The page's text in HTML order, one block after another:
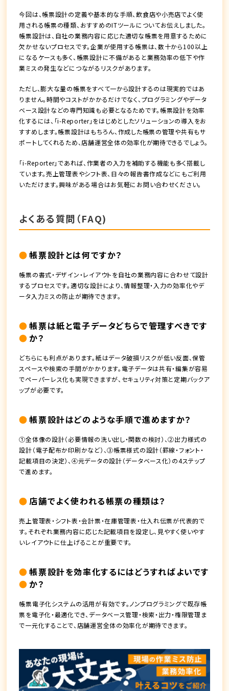
今回は、帳票設計の定義や基本的な手順、飲食店や小売店でよく使
用される帳票の種類、おすすめのITツールについてお伝えしました。
帳票設計は、自社の業務内容に応じた適切な帳票を用意するために
欠かせないプロセスです。企業が使用する帳票は、数十から100以上
になるケースも多く、帳票設計に不備があると業務効率の低下や作
業ミスの発生などにつながるリスクがあります。
ただし、膨大な量の帳票をすべて一から設計するのは現実的ではあ
りません。時間やコストがかかるだけでなく、プログラミングやデータ
ベース設計などの専門知識も必要となるためです。帳票設計を効率
化するには、「i-Reporter」をはじめとしたソリューションの導入をお
すすめします。帳票設計はもちろん、作成した帳票の管理や共有もサ
ポートしてくれるため、店舗運営全体の効率化が期待できるでしょう。
「i-Reporter」であれば、作業者の入力を補助する機能も多く搭載し
ています。売上管理表やシフト表、日々の報告書作成などにもご利用
いただけます。興味がある場合はお気軽にお問い合わせください。
よくある質問（FAQ)
帳票設計とは何ですか？
帳票の書式・デザイン・レイアウトを自社の業務内容に合わせて設計
するプロセスです。適切な設計により、情報整理・入力の効率化やデ
ータ入力ミスの防止が期待できます。
帳票は紙と電子データどちらで管理すべきです
か？
どちらにも利点があります。紙はデータ破損リスクが低い反面、保管
スペースや検索の手間がかかります。電子データは共有・編集が容易
でペーパーレス化も実現できますが、セキュリティ対策と定期バックア
ップが必要です。
帳票設計はどのような手順で進めますか？
①全体像の設計（必要情報の洗い出し・関数の検討）、②出力様式の
設計（電子配布か印刷かなど）、③帳票様式の設計（罫線・フォント・
記載項目の決定）、④元データの設計（データベース化）の4ステップ
で進めます。
店舗でよく使われる帳票の種類は？
売上管理表・シフト表・会計票・在庫管理表・仕入れ伝票が代表的で
す。それぞれ業務内容に応じた記載項目を設定し、見やすく使いやす
いレイアウトに仕上げることが重要です。
帳票設計を効率化するにはどうすればよいです
か？
帳票電子化システムの活用が有効です。ノンプログラミングで既存帳
票を電子化・最適化でき、データベース管理・検索・出力・権限管理ま
で一元化することで、店舗運営全体の効率化が期待できます。